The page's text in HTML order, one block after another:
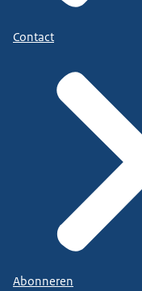
Contact
Abonneren